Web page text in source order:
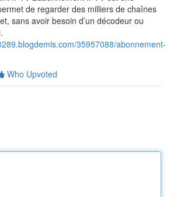
de regarder des milliers de chaînes
sans avoir besoin d’un décodeur ou
35957088/abonnement-
Who Upvoted